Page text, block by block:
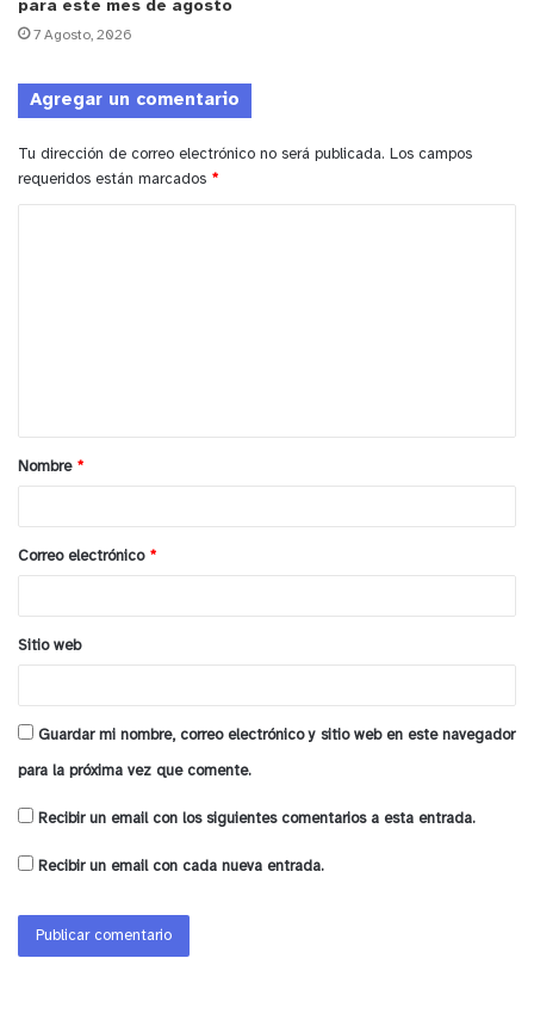
para este mes de agosto
7 Agosto, 2026
Agregar un comentario
Tu dirección de correo electrónico no será publicada. Los campos
requeridos están marcados *
a
r
*
Nombre *
Correo electrónico *
Sitio web
Guardar mi nombre, correo electrónico y sitio web en este navegador
para la próxima vez que comente.
Recibir un email con los siguientes comentarios a esta entrada.
Recibir un email con cada nueva entrada.